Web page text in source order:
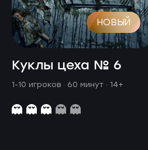
НОВЫЙ
Куклы цеха № 6
1-10 игроков · 60 минут · 14+